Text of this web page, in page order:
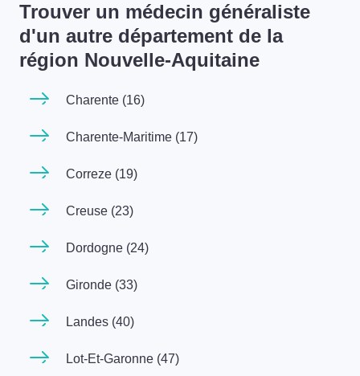
Trouver un médecin généraliste
d'un autre département de la
région Nouvelle-Aquitaine
Charente (16)
Charente-Maritime (17)
Correze (19)
Creuse (23)
Dordogne (24)
Gironde (33)
Landes (40)
Lot-Et-Garonne (47)